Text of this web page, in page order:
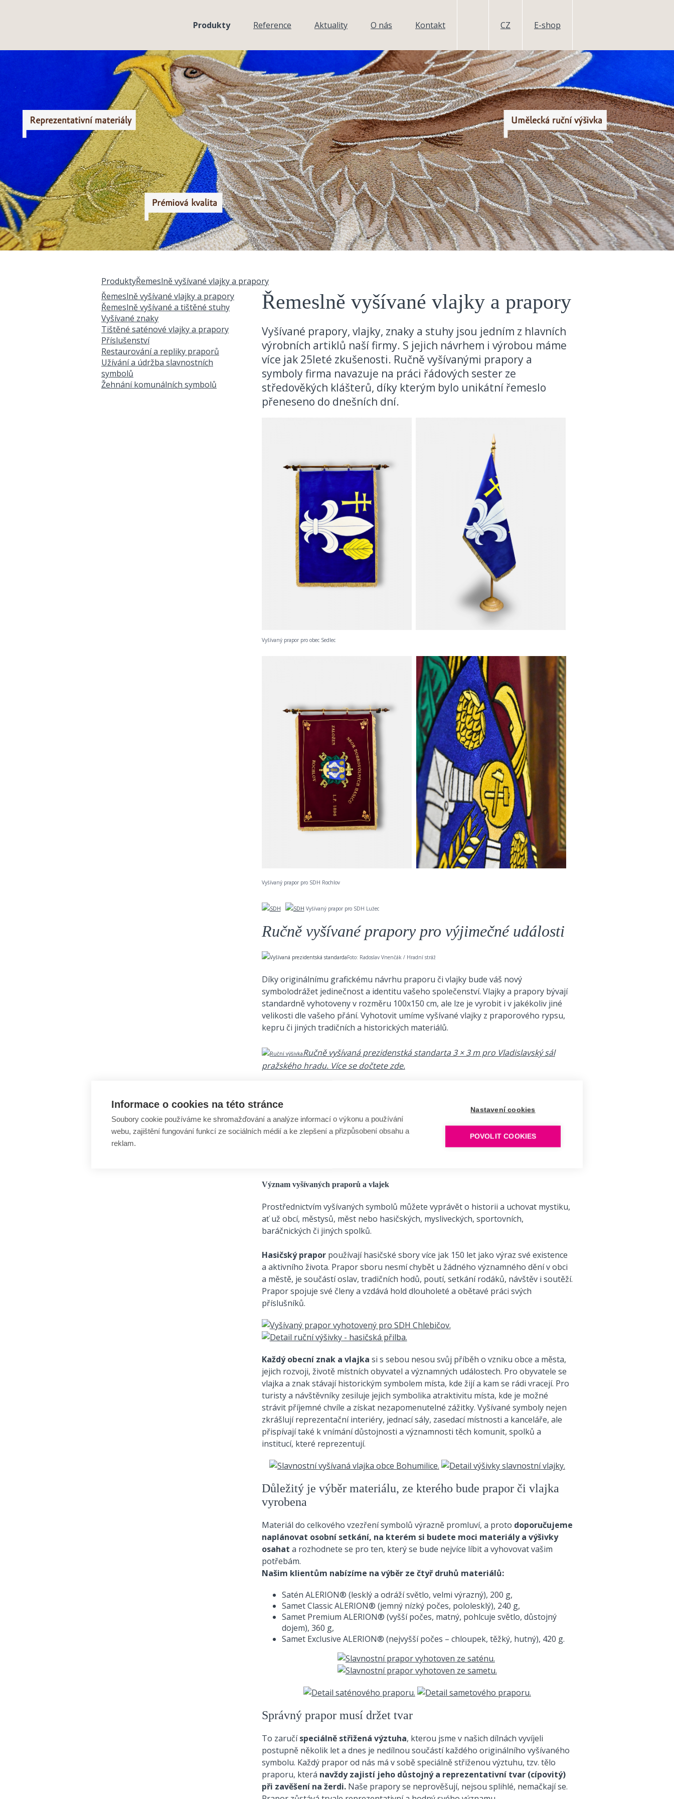
Produkty
Reference Aktuality O nás Kontakt CZ E-shop
Jste zde
ProduktyŘemeslně vyšívané vlajky a prapory
Řemeslně vyšívané vlajky a prapory
Vyšívané prapory, vlajky, znaky a stuhy jsou jedním z hlavních
výrobních artiklů naší firmy. S jejich návrhem i výrobou máme
více jak 25leté zkušenosti. Ručně vyšívanými prapory a
symboly firma navazuje na práci řádových sester ze
středověkých klášterů, díky kterým bylo unikátní řemeslo
přeneseno do dnešních dní.
Vyšívaný prapor pro obec Sedlec
Vyšívaný prapor pro SDH Rochlov
Vyšívaný prapor pro SDH Lužec
Ručně vyšívané prapory pro výjimečné události
Foto: Radoslav Vnenčák / Hradní stráž
Díky originálnímu grafickému návrhu praporu či vlajky bude váš nový
symbolodrážet jedinečnost a identitu vašeho společenství. Vlajky a prapory bývají
standardně vyhotoveny v rozměru 100x150 cm, ale lze je vyrobit i v jakékoliv jiné
velikosti dle vašeho přání. Vyhotovit umíme vyšívané vlajky z praporového rypsu,
kepru či jiných tradičních a historických materiálů.
Ručně vyšívaná prezidenstká standarta 3 × 3 mpro Vladislavský sál
pražského hradu. Více se dočtete zde.
100% ruční práce, 0% automat
Význam vyšívaných praporů a vlajek
Prostřednictvím vyšívaných symbolů můžete vyprávět o historii a uchovat mystiku,
ať už obcí, městysů, měst nebo hasičských, mysliveckých, sportovních,
baráčnických či jiných spolků.
Hasičský praporpoužívají hasičské sbory více jak 150 let jako výraz své existence
a aktivního života. Prapor sboru nesmí chybět u žádného významného dění v obci
a městě, je součástí oslav, tradičních hodů, poutí, setkání rodáků, návštěv i soutěží.
Prapor spojuje své členy a vzdává hold dlouholeté a obětavé práci svých
příslušníků.
Každý obecní znak a vlajka si s sebou nesou svůj příběh o vzniku obce a města,
jejich rozvoji, životě místních obyvatel a významných událostech. Pro obyvatele se
vlajka a znak stávají historickým symbolem místa, kde žijí a kam se rádi vracejí. Pro
turisty a návštěvníky zesiluje jejich symbolika atraktivitu místa, kde je možné
strávit příjemné chvíle a získat nezapomenutelné zážitky. Vyšívané symboly nejen
zkrášlují reprezentační interiéry, jednací sály, zasedací místnosti a kanceláře, ale
přispívají také k vnímání důstojnosti a významnosti těch komunit, spolků a
institucí, které reprezentují.
Důležitý je výběr materiálu, ze kterého bude prapor či vlajka
vyrobena
Materiál do celkového vzezření symbolů výrazně promluví, a proto doporučujeme
naplánovat osobní setkání, na kterém si budete moci materiály a výšivky
osahat a rozhodnete se pro ten, který se bude nejvíce líbit a vyhovovat vašim
potřebám.
Našim klientům nabízíme na výběr ze čtyř druhů materiálů:
Satén ALERION® (lesklý a odráží světlo, velmi výrazný), 200 g,
Samet Classic ALERION® (jemný nízký počes, pololesklý), 240 g,
Samet Premium ALERION® (vyšší počes, matný, pohlcuje světlo, důstojný
dojem), 360 g,
Samet Exclusive ALERION® (nejvyšší počes – chloupek, těžký, hutný), 420 g.
Správný prapor musí držet tvar
To zaručíspeciálně střižená výztuha, kterou jsme v našich dílnách vyvíjeli
postupně několik let a dnes je nedílnou součástí každého originálního vyšívaného
symbolu. Každý prapor od nás má v sobě speciálně střiženou výztuhu, tzv. tělo
praporu, která navždy zajistí jeho důstojný a reprezentativní tvar (cípovitý)
při zavěšení na žerdi.Naše prapory se neprověšují, nejsou splihlé, nemačkají se.
Řemeslně vyšívané vlajky a prapory
Řemeslně vyšívané a tištěné stuhy
Vyšívané znaky
Tištěné saténové vlajky a prapory
Příslušenství
Restaurování a repliky praporů
Užívání a údržba slavnostních
symbolů
Žehnání komunálních symbolů
Informace o cookies na této stránce
Soubory cookie používáme ke shromažďování a analýze informací o výkonu a používání
webu, zajištění fungování funkcí ze sociálních médií a ke zlepšení a přizpůsobení obsahu a
reklam.
Nastavení cookies
POVOLIT COOKIES